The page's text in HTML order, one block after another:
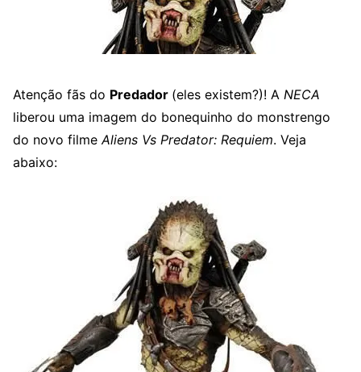
Atenção fãs do Predador (eles existem?)! A NECA
liberou uma imagem do bonequinho do monstrengo
do novo filmeAliens Vs Predator: Requiem. Veja
abaixo: